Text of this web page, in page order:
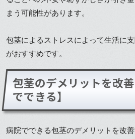
まう可能性があります。
包茎によるストレスによって生活に
がおすすめです。
包茎のデメリットを改
でできる】
病院でできる包茎のデメリットを改